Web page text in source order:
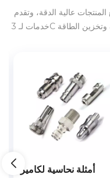
عالية الدقة، وتقدم
خدمات لـ 3C والأجهزة المنزلية ومركبات الطاقة الجديدة وتخزين الطاقة
سبائك رمح والعتاد